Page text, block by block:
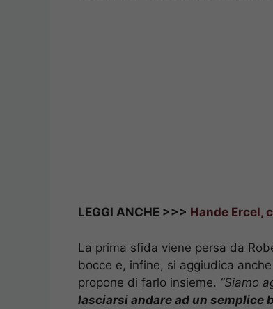
LEGGI ANCHE >>> Hande Ercel,
La prima sfida viene persa da
bocce e, infine, si aggiudica
propone di farlo insieme. “Siamo
lasciarsi andare ad un semplice